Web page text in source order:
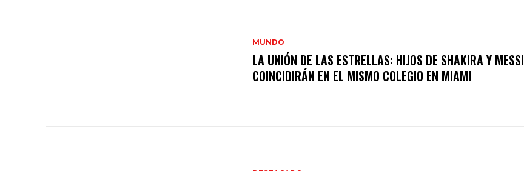
MUNDO
LA UNIÓN DE LAS ESTRELLAS: HIJOS DE SHAKIRA Y MESSI
COINCIDIRÁN EN EL MISMO COLEGIO EN MIAMI